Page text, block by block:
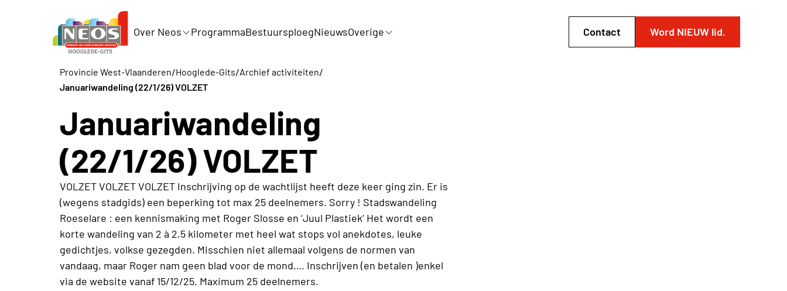
Over Neos ProgrammaBestuursploegNieuwsOverige Contact Word NIEUW lid.
Provincie West-Vlaanderen/Hooglede-Gits/Archief activiteiten/
Januariwandeling (22/1/26) VOLZET
Januariwandeling
(22/1/26) VOLZET
VOLZET VOLZET VOLZET Inschrijving op de wachtlijst heeft deze keer ging zin. Er is
(wegens stadgids) een beperking tot max 25 deelnemers. Sorry ! Stadswandeling
Roeselare : een kennismaking met Roger Slosse en ‘Juul Plastiek’ Het wordt een
korte wandeling van 2 à 2,5 kilometer met heel wat stops vol anekdotes, leuke
gedichtjes, volkse gezegden. Misschien niet allemaal volgens de normen van
vandaag, maar Roger nam geen blad voor de mond…. Inschrijven (en betalen )enkel
via de website vanaf 15/12/25. Maximum 25 deelnemers.